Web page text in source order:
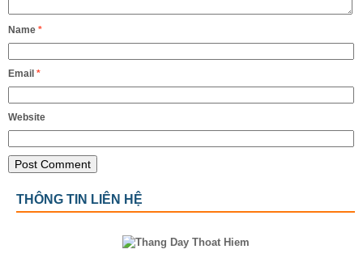
Name *
Email *
Website
THÔNG TIN LIÊN HỆ